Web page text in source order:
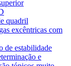
quadril
excêntricas com
de estabilidade
e